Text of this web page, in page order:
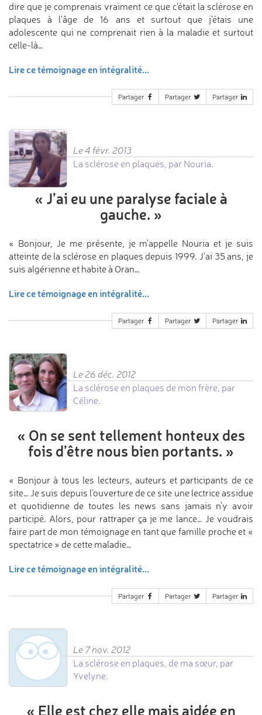
dire que je comprenais vraiment ce que c'était la sclérose en
plaques à l'âge de 16 ans et surtout que j'étais une
adolescente qui ne comprenait rien à la maladie et surtout
celle-là…
Lire ce témoignage en intégralité...
Partager Partager Partager
Le 4 févr. 2013
La sclérose en plaques, par Nouria.
« J’ai eu une paralyse faciale à
gauche.»
« Bonjour, Je me présente, je m’appelle Nouria et je suis
atteinte de la sclérose en plaques depuis 1999. J'ai 35 ans, je
suis algérienne et habite à Oran…
Lire ce témoignage en intégralité...
Partager Partager Partager
Le 26 déc. 2012
La sclérose en plaques de mon frère, par
Céline.
« On se sent tellement honteux des
fois d’être nous bien portants. »
« Bonjour à tous les lecteurs, auteurs et participants de ce
site… Je suis depuis l’ouverture de ce site une lectrice assidue
et quotidienne de toutes les news sans jamais n’y avoir
participé. Alors, pour rattraper ça je me lance… Je voudrais
faire part de mon témoignage en tant que famille proche et «
spectatrice » de cette maladie…
Lire ce témoignage en intégralité...
Partager Partager Partager
Le 7 nov. 2012
La sclérose en plaques, de ma sœur, par
Yvelyne.
« Elle est chez elle mais aidée en